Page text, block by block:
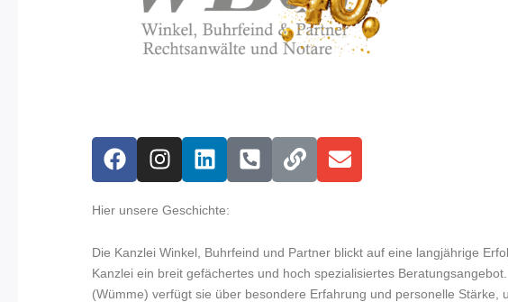
F
a
e
o
o
I
n
t
g
r
L
i
k
d
i
P
h
-
s
L
i
E
n
o
p
Hier unsere Geschichte:
Die Kanzlei Winkel, Buhrfeind und Partner blickt auf eine langjährige
Kanzlei ein breit gefächertes und hoch spezialisiertes
(Wümme) verfügt sie über besondere Erfahrung und personelle